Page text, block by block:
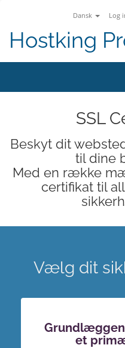
Dansk Log
Hostking
SSL
Beskyt dit
til dine
Med en række
certifikat til
Vælg dit
et